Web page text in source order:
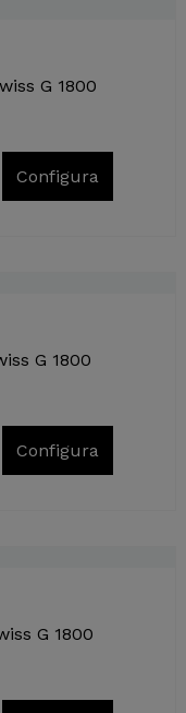
G 1800
Configura
G 1800
Configura
G 1800